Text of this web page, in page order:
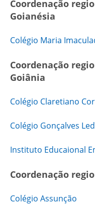
Coordenação
Goianésia
Colégio Maria
Coordenação
Goiânia
Colégio Claretiano
Colégio Gonçalves
Instituto Educaional
Coordenação
Colégio Assunção